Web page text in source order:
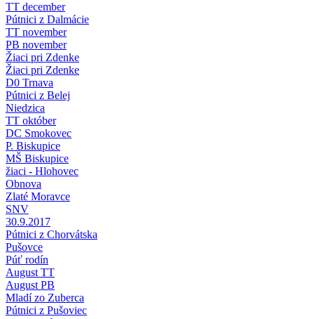
TT december
Pútnici z Dalmácie
TT november
PB november
Žiaci pri Zdenke
Žiaci pri Zdenke
D0 Trnava
Pútnici z Belej
Niedzica
TT október
DC Smokovec
P. Biskupice
MŠ Biskupice
žiaci - Hlohovec
Obnova
Zlaté Moravce
SNV
30.9.2017
Pútnici z Chorvátska
Pušovce
Púť rodín
August TT
August PB
Mladí zo Zuberca
Pútnici z Pušoviec